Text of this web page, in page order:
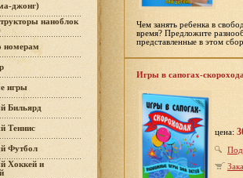
джонг)
наноблок
номерам
игры
Бильярд
Теннис
Футбол
Хоккей и
Чем занять ребенка в
время? Предложите
представленные в этом
Игры в сапогах-
цена: